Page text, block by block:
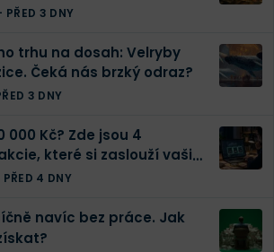
PŘED 3 DNY
trhu na dosah: Velryby
Čeká nás brzký odraz?
3 DNY
000 Kč? Zde jsou 4
které si zaslouží vaši
PŘED 4 DNY
navíc bez práce. Jak